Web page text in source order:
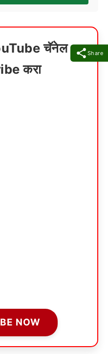
Share
चॅनेल
करा
NOW